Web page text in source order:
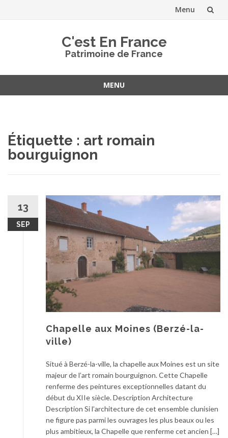
Menu
C'est En France
Patrimoine de France
MENU
Étiquette : art romain
bourguignon
13
SEP
Chapelle aux Moines (Berzé-la-
ville)
Situé à Berzé-la-ville, la chapelle aux Moines est un site
majeur de l’art romain bourguignon. Cette Chapelle
renferme des peintures exceptionnelles datant du
début du XIIe siècle. Description Architecture
Description Si l’architecture de cet ensemble clunisien
ne figure pas parmi les ouvrages les plus beaux ou les
plus ambitieux, la Chapelle que renferme cet ancien […]